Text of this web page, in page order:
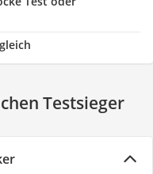
Testsieger